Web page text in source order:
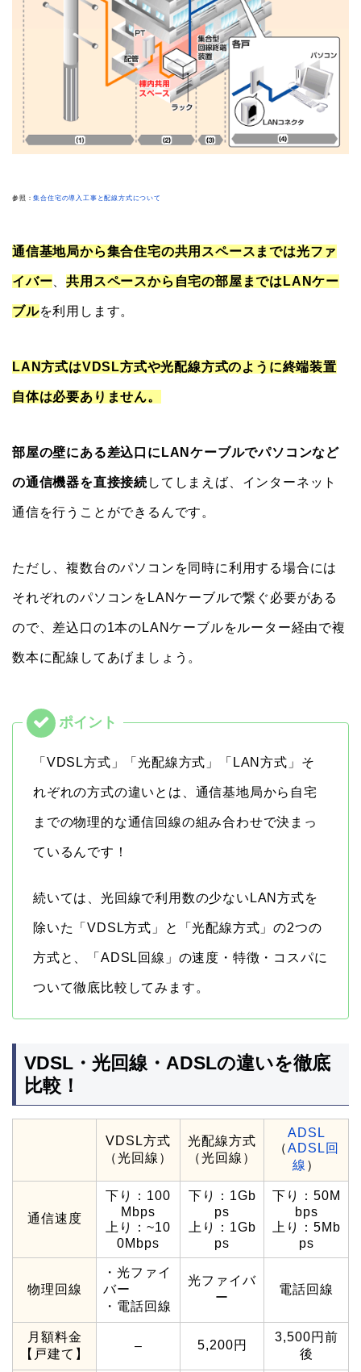
参照：集合住宅の導入工事と配線方式について
通信基地局から集合住宅の共用スペースまでは光ファ
イバー 、共用スペースから自宅の部屋まではLANケー
ブルを利用します。
LAN方式はVDSL方式や光配線方式のように終端装置
自体は必要ありません。
部屋の壁にある差込口にLANケーブルでパソコンなど
の通信機器を直接接続 してしまえば、インターネット
通信を行うことができるんです。
ただし、複数台のパソコンを同時に利用する場合には
それぞれのパソコンをLANケーブルで繋ぐ必要がある
ので、差込口の1本のLANケーブルをルーター経由で複
数本に配線してあげましょう。
「VDSL方式」「光配線方式」「LAN方式」そ
れぞれの方式の違いとは、通信基地局から自宅
までの物理的な通信回線の組み合わせで決まっ
ているんです！
続いては、光回線で利用数の少ないLAN方式を
除いた「VDSL方式」と「光配線方式」の2つの
方式と、「ADSL回線」の速度・特徴・コスパに
ついて徹底比較してみます。
VDSL・光回線・ADSLの違いを徹底
比較！
VDSL方式
（光回線）
光配線方式
（光回線）
ADSL
（ADSL回
線 ）
通信速度
下り：100
Mbps
上り：~10
0Mbps
下り：1Gb
ps
上り：1Gb
ps
下り：50M
bps
上り：5Mb
ps
物理回線
・光ファイ
バー
・電話回線
光ファイバ
ー
電話回線
月額料金
【戸建て】
– 5,200円
3,500円前
後